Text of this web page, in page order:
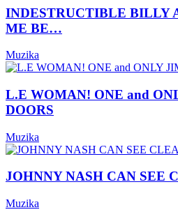
INDESTRUCTIBLE BILLY
ME BE…
Muzika
L.E WOMAN! ONE and
DOORS
Muzika
JOHNNY NASH CAN SEE
Muzika